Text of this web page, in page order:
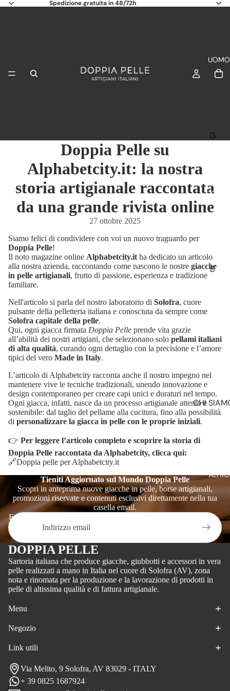
Spedizione gratuita in 48/72h
UOMO
G
C
E
A
B
PI
M
N
I
CHI
SCOPRI
ALTRO
Doppia Pelle su
Alphabetcity.it: la nostra
storia artigianale raccontata
da una grande rivista online
27 ottobre 2025
Siamo felici di condividere con voi un nuovo traguardo per
Doppia Pelle!
Il noto magazine online Alphabetcity.it ha dedicato un articolo
alla nostra azienda, raccontando come nascono le nostre giacche
in pelle artigianali, frutto di passione, esperienza e tradizione
familiare.
Nell'articolo si parla del nostro laboratorio di Solofra, cuore
pulsante della pelletteria italiana e conosciuta da sempre come
Solofra capitale della pelle.
Qui, ogni giacca firmata Doppia Pelle prende vita grazie
all’abilità dei nostri artigiani, che selezionano solo pellami italiani
di alta qualità, curando ogni dettaglio con la precisione e l’amore
tipici del vero Made in Italy.
L’articolo di Alphabetcity racconta anche il nostro impegno nel
mantenere vive le tecniche tradizionali, unendo innovazione e
design contemporaneo per creare capi unici e duraturi nel tempo.
Ogni giacca, infatti, nasce da un processo artigianale attento e
sostenibile: dal taglio del pellame alla cucitura, fino alla possibilità
di personalizzare la giacca in pelle con le proprie iniziali.
👉 Per leggere l’articolo completo e scoprire la storia di
Doppia Pelle raccontata da Alphabetcity, clicca qui:
🔗Doppia pelle per Alphabetcity.it
Tieniti Aggiornato sul Mondo Doppia Pelle
Scopri in anteprima nuove giacche in pelle, borse artigianali,
promozioni riservate e contenuti esclusivi direttamente nella tua
casella email.
Email
DOPPIA PELLE
Sartoria italiana che produce giacche, giubbotti e accessori in vera
pelle realizzati a mano in Italia nel cuore di Solofra (AV), zona
nota e rinomata per la produzione e la lavorazione di prodotti in
pelle di altissima qualità e di fattura artigianale.
Menu
Negozio
Link utili
Via Melito, 9 Solofra, AV 83029 - ITALY
+ 39 0825 1687924